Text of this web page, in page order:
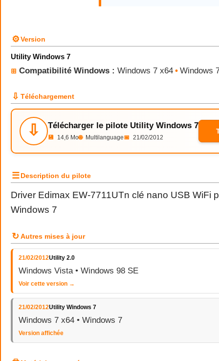
⚙Version
Utility Windows 7
⊞ Compatibilité Windows : Windows 7 x64 • Windows
⇩ Téléchargement
⇩ Télécharger le pilote Utility Windows 7
💾 14,6 Mo🌐 Multilanguage📅 21/02/2012
☰Description du pilote
Driver Edimax EW-7711UTn clé nano USB WiFi
Windows 7
↻ Autres mises à jour
21/02/2012Utility 2.0
Windows Vista • Windows 98 SE
Voir cette version →
21/02/2012Utility Windows 7
Windows 7 x64 • Windows 7
Version affichée